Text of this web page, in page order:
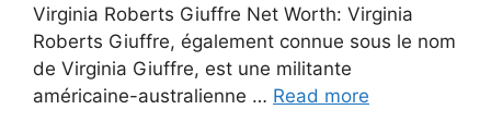
Virginia Roberts Giuffre Net Worth: Virginia
Roberts Giuffre, également connue sous le nom
de Virginia Giuffre, est une militante
américaine-australienne … Read more